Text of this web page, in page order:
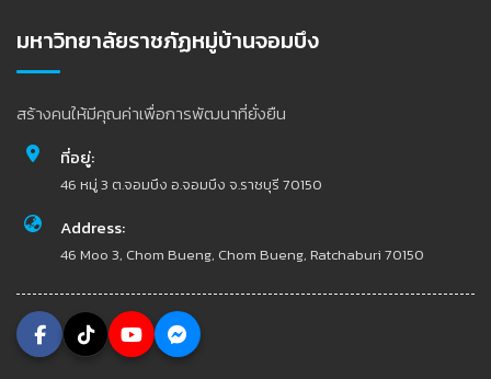
มหาวิทยาลัยราชภัฏหมู่บ้านจอมบึง
สร้างคนให้มีคุณค่าเพื่อการพัฒนาที่ยั่งยืน
ที่อยู่:
46 หมู่ 3 ต.จอมบึง อ.จอมบึง จ.ราชบุรี 70150
Address:
46 Moo 3, Chom Bueng, Chom Bueng, Ratchaburi 70150